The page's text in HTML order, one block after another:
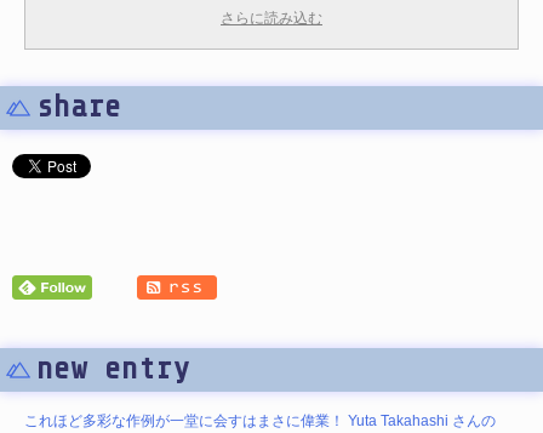
さらに読み込む
share
new entry
これほど多彩な作例が一堂に会すはまさに偉業！ Yuta Takahashi さんの